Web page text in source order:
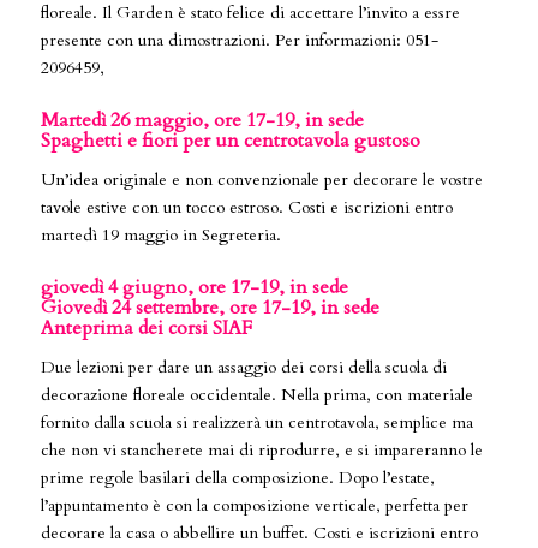
floreale. Il Garden è stato felice di accettare l’invito a essre
presente con una dimostrazioni. Per informazioni: 051-
2096459,
Martedì 26 maggio, ore 17-19, in sede
Spaghetti e fiori per un centrotavola gustoso
Un’idea originale e non convenzionale per decorare le vostre
tavole estive con un tocco estroso. Costi e iscrizioni entro
martedì 19 maggio in Segreteria.
giovedì 4 giugno, ore 17-19, in sede
Giovedì 24 settembre, ore 17-19, in sede
Anteprima dei corsi SIAF
Due lezioni per dare un assaggio dei corsi della scuola di
decorazione floreale occidentale. Nella prima, con materiale
fornito dalla scuola si realizzerà un centrotavola, semplice ma
che non vi stancherete mai di riprodurre, e si impareranno le
prime regole basilari della composizione. Dopo l’estate,
l’appuntamento è con la composizione verticale, perfetta per
decorare la casa o abbellire un buffet. Costi e iscrizioni entro